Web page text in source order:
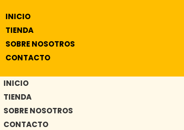
INICIO
TIENDA
SOBRE NOSOTROS
CONTACTO
INICIO
TIENDA
SOBRE NOSOTROS
CONTACTO